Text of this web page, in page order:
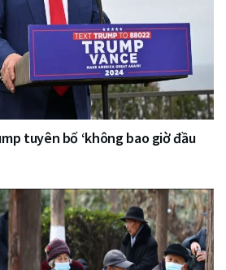
tuyên bố ‘không bao giờ đầu